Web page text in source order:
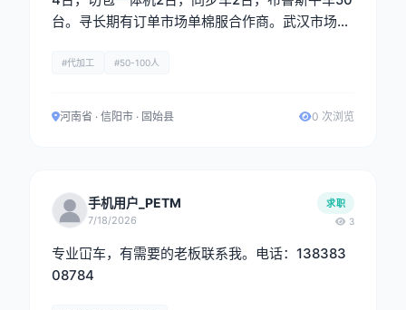
台。寻长期有订单市场单棉服合作商。武汉市场最
#代加工 #50-100人
河南省 · 信阳市 · 固始县 0 次浏览
手机用户_PETM
7/18/2026
求职
3
专业冚车，有需要的老板联系我。电话：138383
08784